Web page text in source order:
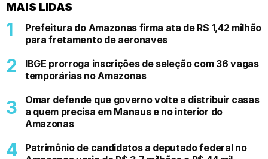
MAIS LIDAS
Prefeitura do Amazonas firma ata de R$ 1,42 milhão
para fretamento de aeronaves
IBGE prorroga inscrições de seleção com 36 vagas
temporárias no Amazonas
Omar defende que governo volte a distribuir casas
a quem precisa em Manaus e no interior do
Amazonas
Patrimônio de candidatos a deputado federal no